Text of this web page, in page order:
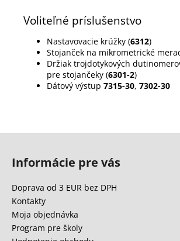
Voliteľné príslušenstvo
Nastavovacie krúžky (6312)
Stojanček na mikrometrické
Držiak trojdotykových
pre stojančeky (6301-2)
Dátový výstup 7315-30, 7302-30
Informácie pre vás
Doprava od 3 EUR bez DPH
Kontakty
Moja objednávka
Program pre školy